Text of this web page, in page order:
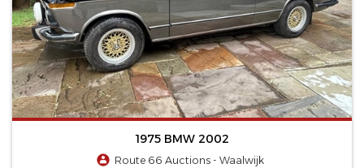
1975 BMW 2002
Route 66 Auctions - Waalwijk